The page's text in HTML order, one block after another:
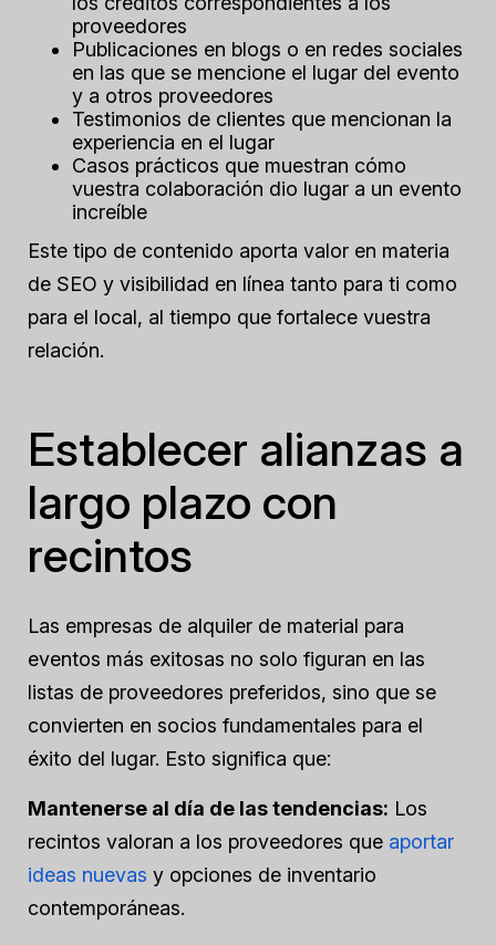
proveedores
Publicaciones en blogs o en redes sociales
en las que se mencione el lugar del evento
y a otros proveedores
Testimonios de clientes que mencionan la
experiencia en el lugar
Casos prácticos que muestran cómo
vuestra colaboración dio lugar a un evento
increíble
Este tipo de contenido aporta valor en materia
de SEO y visibilidad en línea tanto para ti como
para el local, al tiempo que fortalece vuestra
relación.
Establecer alianzas a
largo plazo con
recintos
Las empresas de alquiler de material para
eventos más exitosas no solo figuran en las
listas de proveedores preferidos, sino que se
convierten en socios fundamentales para el
éxito del lugar. Esto significa que:
Mantenerse al día de las tendencias: Los
recintos valoran a los proveedores que aportar
ideas nuevas y opciones de inventario
contemporáneas.